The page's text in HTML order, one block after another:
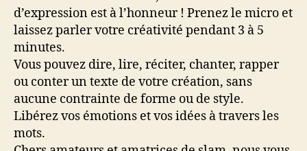
d’expression est à l’honneur ! Prenez le micro et
laissez parler votre créativité pendant 3 à 5
minutes.
Vous pouvez dire, lire, réciter, chanter, rapper
ou conter un texte de votre création, sans
aucune contrainte de forme ou de style.
Libérez vos émotions et vos idées à travers les
mots.